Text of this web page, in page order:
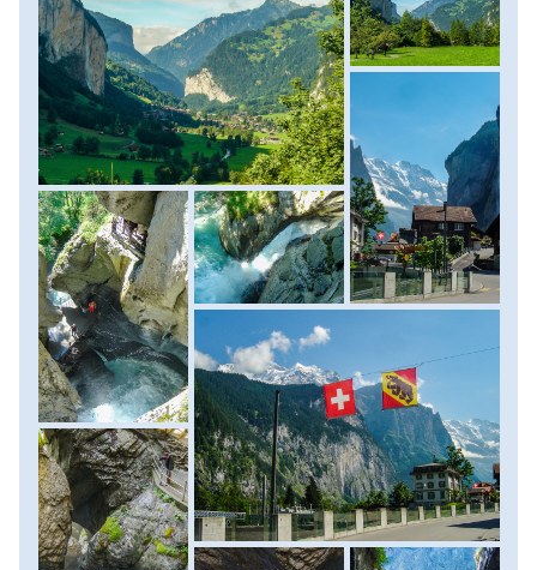
Trümmelbach-vízesésnek a felfedezésére indulunk, amely
az Eiger (3970 m), Mönch (4099 m) és Jungfrau (4158 m)
gleccsereiből táplálkozó, másodpercenkénti 20 ezer literes
vízhozamával nagyon szép spirális vájatokat hozott létre a
sziklákban. A zegzugos barlangszerű szurdokvölgyön a
belépők megváltása után kiépített pallókon lépdelve
csodálhatjuk meg az itt található zuhatagokat. Délután
élelmiszerkészleteink feltöltésére is szánunk időt, hiszen a
következő napok egész napos túrákat ígérnek. Szállás:
kemping.